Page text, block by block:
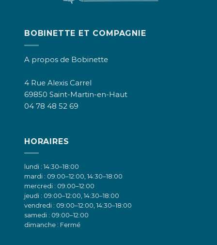
BOBINETTE ET COMPAGNIE
A propos de Bobinette
4 Rue Alexis Carrel
69850 Saint-Martin-en-Haut
04 78 48 52 69
HORAIRES
lundi : 14:30–18:00
mardi : 09:00–12:00, 14:30–18:00
mercredi : 09:00–12:00
jeudi : 09:00–12:00, 14:30–18:00
vendredi : 09:00–12:00, 14:30–18:00
samedi : 09:00–12:00
dimanche : Fermé